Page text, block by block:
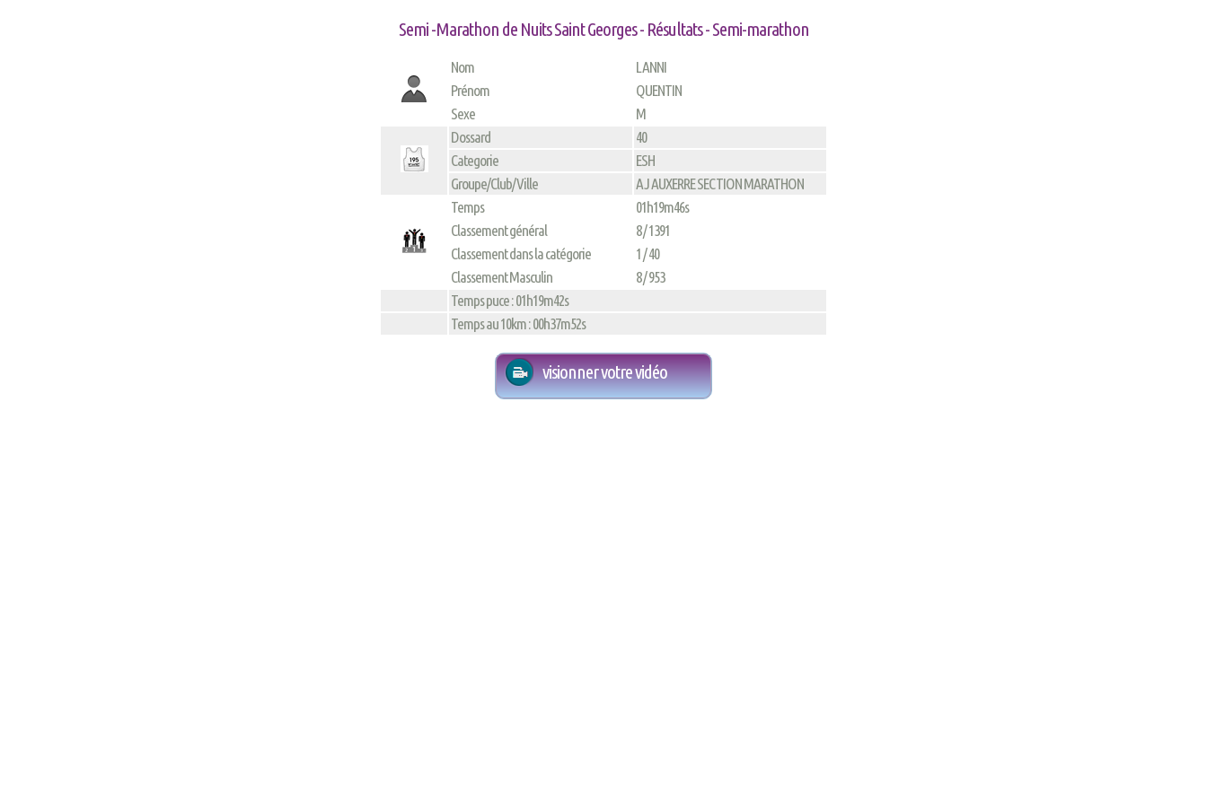
Semi -Marathon de Nuits Saint Georges - Résultats - Semi-marathon
Nom
LANNI
Prénom
QUENTIN
Sexe
M
Dossard
40
Categorie
ESH
Groupe/Club/Ville
AJ AUXERRE SECTION MARATHON
Temps
01h19m46s
Classement général
8 / 1391
Classement dans la catégorie
1 / 40
Classement Masculin
8 / 953
Temps puce : 01h19m42s
Temps au 10km : 00h37m52s
visionner votre vidéo